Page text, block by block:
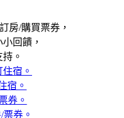
房/購買票券，
回饋，
。
宿。
宿。
券。
券。